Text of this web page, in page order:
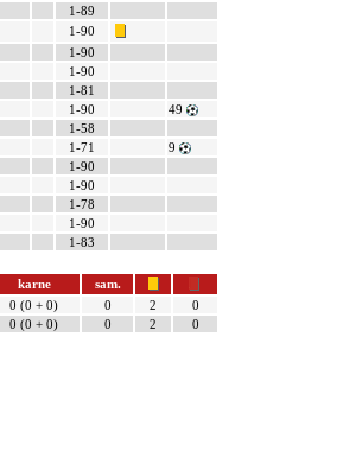
1-89
1-90
1-90
1-90
1-81
1-90
49
1-58
1-71
9
1-90
1-90
1-78
1-90
1-83
karne
sam.
0 (0 + 0) 0 2
0
0 (0 + 0) 0 2 0